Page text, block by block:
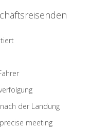
der Landung
meeting